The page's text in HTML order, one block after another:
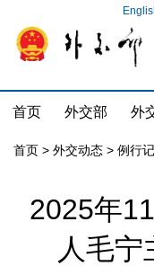
首页 外交部 外
首页 > 外交动态 > 例行
2025年
人毛